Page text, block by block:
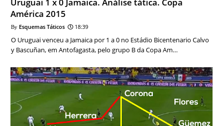
América 2015
Esquemas Táticos 18:39
O Uruguai venceu a Jamaica por 1 a 0 no Estádio Bicentenario Calvo
y Bascuñan, em Antofagasta, pelo grupo B da Copa Am…